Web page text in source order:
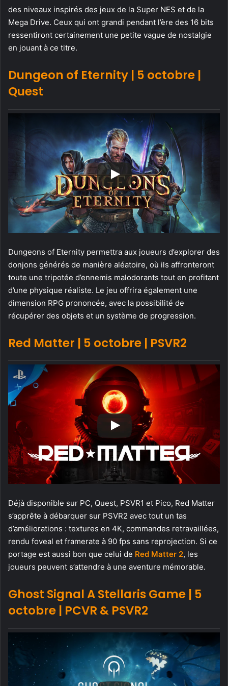
des niveaux inspirés des jeux de la Super NES et de la
Mega Drive. Ceux qui ont grandi pendant l’ère des 16 bits
ressentiront certainement une petite vague de nostalgie
en jouant à ce titre.
Dungeon of Eternity | 5 octobre |
Quest
Dungeons of Eternity permettra aux joueurs d’explorer des
donjons générés de manière aléatoire, où ils affronteront
toute une tripotée d’ennemis malodorants tout en profitant
d’une physique réaliste. Le jeu offrira également une
dimension RPG prononcée, avec la possibilité de
récupérer des objets et un système de progression.
Red Matter | 5 octobre | PSVR2
Déjà disponible sur PC, Quest, PSVR1 et Pico, Red Matter
s’apprête à débarquer sur PSVR2 avec tout un tas
d’améliorations : textures en 4K, commandes retravaillées,
rendu foveal et framerate à 90 fps sans reprojection. Si ce
portage est aussi bon que celui de Red Matter 2, les
joueurs peuvent s’attendre à une aventure mémorable.
Ghost Signal A Stellaris Game | 5
octobre | PCVR & PSVR2